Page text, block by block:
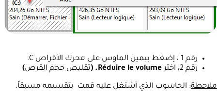
رقم 1 ، إضغط بيمين الماوس على محرك الأقراص C.
رقم 2، اختر
Réduire le volume. ( تقليص حجم القرص)
ملاحطة: الحاسوب الذي أشتغل عليه قمت بتقسيمه مسبقاً.